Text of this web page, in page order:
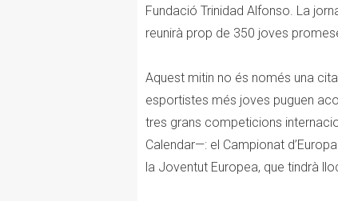
Fundació Trinidad Alfonso. La
reunirà prop de 350 joves
Aquest mitin no és només una
esportistes més joves puguen
tres grans competicions
Calendar—: el Campionat
la Joventut Europea, que tindrà